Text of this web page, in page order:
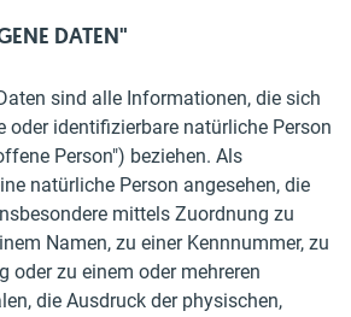
DATEN"
sind alle Informationen, die sich
oder identifizierbare natürliche Person
Person") beziehen. Als
natürliche Person angesehen, die
mittels Zuordnung zu
Namen, zu einer Kennnummer, zu
oder zu einem oder mehreren
die Ausdruck der physischen,